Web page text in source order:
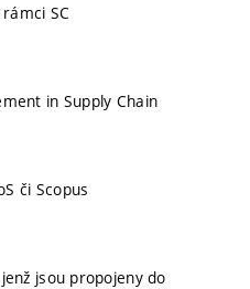
SC
in Supply Chain
či Scopus
jsou propojeny do